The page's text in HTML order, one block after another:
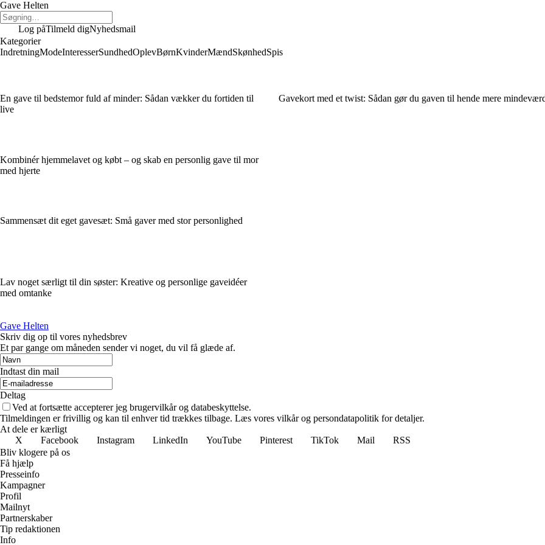
Gave Helten
Log påTilmeld digNyhedsmail
Kategorier
IndretningModeInteresserSundhedOplevBørnKvinderMændSkønhedSpis
En gave til bedstemor fuld af minder: Sådan vækker du fortiden til
live
Kombinér hjemmelavet og købt – og skab en personlig gave til mor
med hjerte
Sammensæt dit eget gavesæt: Små gaver med stor personlighed
Lav noget særligt til din søster: Kreative og personlige gaveidéer
med omtanke
Gavekort med et twist: Sådan gør du gaven til hende mere
Gave Helten
Skriv dig op til vores nyhedsbrev
Et par gange om måneden sender vi noget, du vil få glæde af.
Indtast din mail
Deltag
Ved at fortsætte accepterer jeg brugervilkår og databeskyttelse.
Tilmeldingen er frivillig og kan til enhver tid trækkes tilbage. Læs vores vilkår og persondatapolitik for detaljer.
At dele er kærligt
X
Facebook Instagram LinkedIn YouTube Pinterest TikTok Mail
RSS
Bliv klogere på os
Få hjælp
Presseinfo
Kampagner
Profil
Mailnyt
Partnerskaber
Tip redaktionen
Info